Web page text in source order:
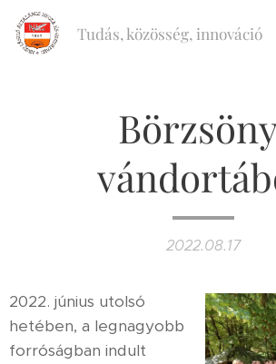
Tudás, közösség, innováció
2022.08.17
2022. június utolsó
hetében, a legnagyobb
forróságban indult